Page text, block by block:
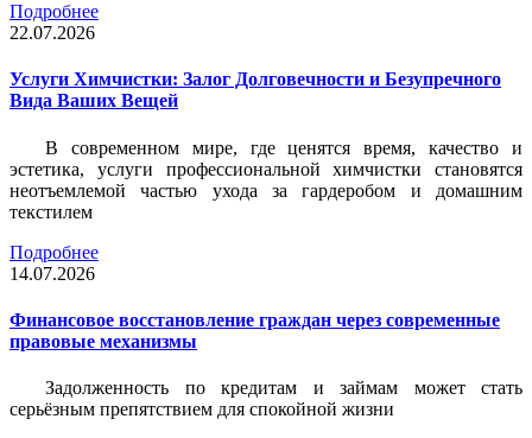
Подробнее
22.07.2026
Услуги Химчистки: Залог Долговечности и Безупречного
Вида Ваших Вещей
В современном мире, где ценятся время, качество и
эстетика, услуги профессиональной химчистки становятся
неотъемлемой частью ухода за гардеробом и домашним
текстилем
Подробнее
14.07.2026
Финансовое восстановление граждан через современные
правовые механизмы
Задолженность по кредитам и займам может стать
серьёзным препятствием для спокойной жизни